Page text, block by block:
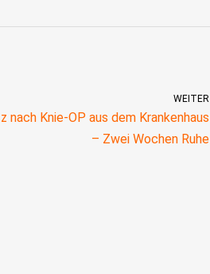
WEITER
nach Knie-OP aus dem Krankenhaus
– Zwei Wochen Ruhe